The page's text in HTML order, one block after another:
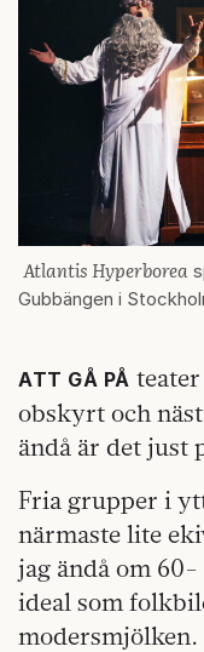
Atlantis Hyperborea
Gubbängen i
ATT GÅ PÅ
obskyrt och
ändå är det just
Fria grupper i
närmaste lite
jag ändå om
ideal som
modersmjölken.